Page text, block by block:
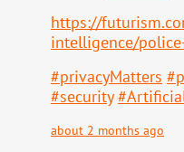
https://
intelligence/
#privacyMatters #
#security #
about 2 months ago